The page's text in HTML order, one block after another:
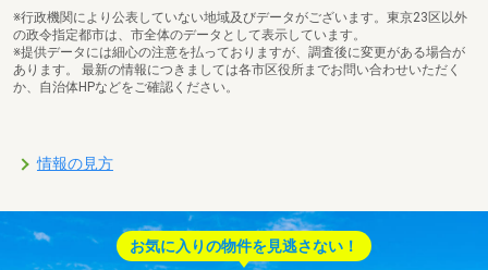
※行政機関により公表していない地域及びデータがございます。東京23区以外
の政令指定都市は、市全体のデータとして表示しています。
※提供データには細心の注意を払っておりますが、調査後に変更がある場合が
あります。 最新の情報につきましては各市区役所までお問い合わせいただく
か、自治体HPなどをご確認ください。
情報の見方
お気に入りの物件を見逃さない！